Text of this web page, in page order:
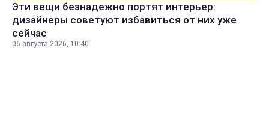
Эти вещи безнадежно портят интерьер:
дизайнеры советуют избавиться от них уже
сейчас
06 августа 2026, 10:40